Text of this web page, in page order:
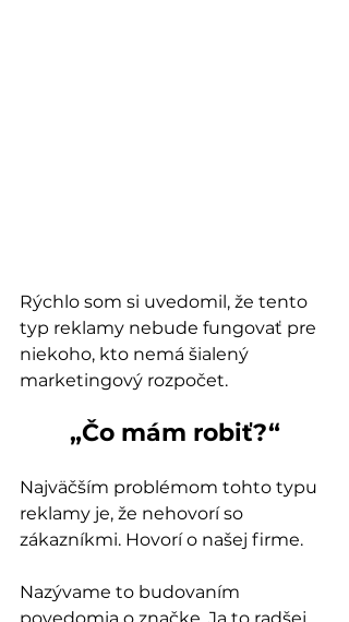
Rýchlo som si uvedomil, že tento
typ reklamy nebude fungovať pre
niekoho, kto nemá šialený
marketingový rozpočet.
„Čo mám robiť?“
Najväčším problémom tohto typu
reklamy je, že nehovorí so
zákazníkmi. Hovorí o našej firme.
Nazývame to budovaním